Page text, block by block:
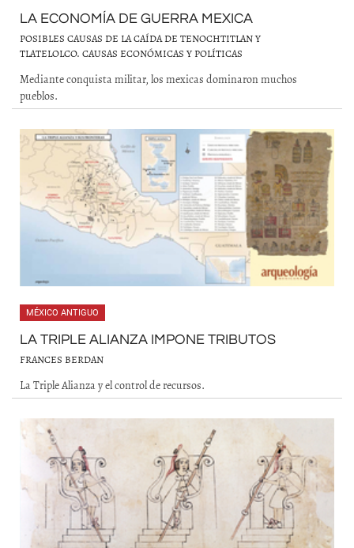
LA ECONOMÍA DE GUERRA MEXICA
POSIBLES CAUSAS DE LA CAÍDA DE TENOCHTITLAN Y
TLATELOLCO. CAUSAS ECONÓMICAS Y POLÍTICAS
Mediante conquista militar, los mexicas dominaron muchos
pueblos.
MÉXICO ANTIGUO
LA TRIPLE ALIANZA IMPONE TRIBUTOS
FRANCES BERDAN
La Triple Alianza y el control de recursos.